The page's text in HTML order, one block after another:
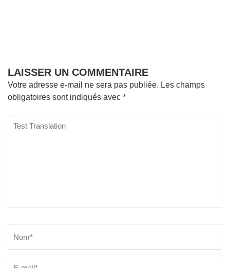
LAISSER UN COMMENTAIRE
Votre adresse e-mail ne sera pas publiée. Les champs
obligatoires sont indiqués avec *
Test